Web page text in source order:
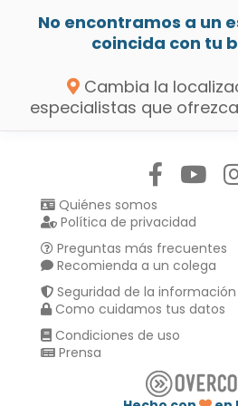
No encontramos a un
coincida con tu
Cambia la
especialistas que
Quiénes somos
Política de privacidad
Preguntas más frecuentes
Recomienda a un colega
Seguridad de la información
Como cuidamos tus datos
Condiciones de uso
Prensa